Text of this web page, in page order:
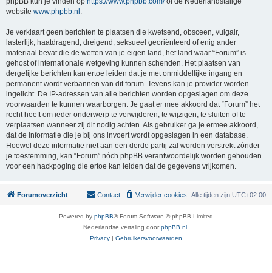
website www.phpbb.nl .
Je verklaart geen berichten te plaatsen die kwetsend, obsceen, vulgair,
lasterlijk, haatdragend, dreigend, seksueel georiënteerd of enig ander
materiaal bevat die de wetten van je eigen land, het land waar “Forum” is
gehost of internationale wetgeving kunnen schenden. Het plaatsen van
dergelijke berichten kan ertoe leiden dat je met onmiddellijke ingang en
permanent wordt verbannen van dit forum. Tevens kan je provider worden
ingelicht. De IP-adressen van alle berichten worden opgeslagen om deze
voorwaarden te kunnen waarborgen. Je gaat er mee akkoord dat “Forum” het
recht heeft om ieder onderwerp te verwijderen, te wijzigen, te sluiten of te
verplaatsen wanneer zij dit nodig achten. Als gebruiker ga je ermee akkoord,
dat de informatie die je bij ons invoert wordt opgeslagen in een database.
Hoewel deze informatie niet aan een derde partij zal worden verstrekt zónder
je toestemming, kan “Forum” nóch phpBB verantwoordelijk worden gehouden
voor een hackpoging die ertoe kan leiden dat de gegevens vrijkomen.
Forumoverzicht Alle tijden zijn UTC+02:00
Verwijder cookies
Contact
Powered by phpBB® Forum Software © phpBB Limited
Nederlandse vertaling doorphpBB.nl
Privacy | Gebruikersvoorwaarden